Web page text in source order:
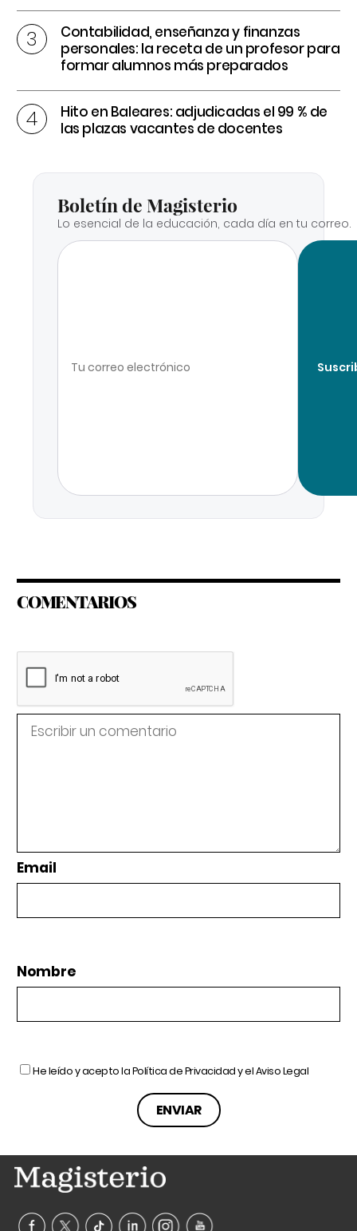
Contabilidad, enseñanza y finanzas
personales: la receta de un profesor para
formar alumnos más preparados
Hito en Baleares: adjudicadas el 99 % de
las plazas vacantes de docentes
Boletín de Magisterio
Lo esencial de la educación, cada día en tu correo.
COMENTARIOS
Email
Nombre
He leído y acepto laPolítica de Privacidady elAviso Legal